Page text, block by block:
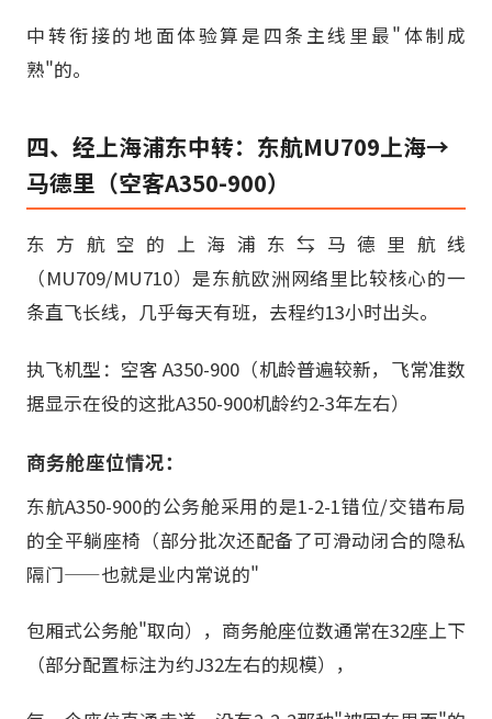
中转衔接的地面体验算是四条主线里最"体制成
熟"的。
四、经上海浦东中转：东航MU709上海→
马德里（空客A350-900）
东方航空的上海浦东⇆马德里航线
（MU709/MU710）是东航欧洲网络里比较核心的一
条直飞长线，几乎每天有班，去程约13小时出头。
执飞机型：空客 A350-900（机龄普遍较新，飞常准数
据显示在役的这批A350-900机龄约2-3年左右）
商务舱座位情况：
东航A350-900的公务舱采用的是1-2-1错位/交错布局
的全平躺座椅（部分批次还配备了可滑动闭合的隐私
隔门——也就是业内常说的"
包厢式公务舱"取向），商务舱座位数通常在32座上下
（部分配置标注为约J32左右的规模），